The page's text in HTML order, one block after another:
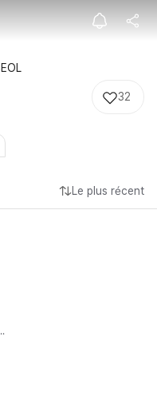
à-vous
32
Le plus récent
de colle